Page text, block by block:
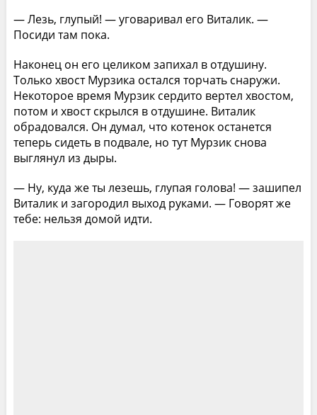
— Лезь, глупый! — уговаривал его Виталик. —
Посиди там пока.
Наконец он его целиком запихал в отдушину.
Только хвост Мурзика остался торчать снаружи.
Некоторое время Мурзик сердито вертел хвостом,
потом и хвост скрылся в отдушине. Виталик
обрадовался. Он думал, что котенок останется
теперь сидеть в подвале, но тут Мурзик снова
выглянул из дыры.
— Ну, куда же ты лезешь, глупая голова! — зашипел
Виталик и загородил выход руками. — Говорят же
тебе: нельзя домой идти.